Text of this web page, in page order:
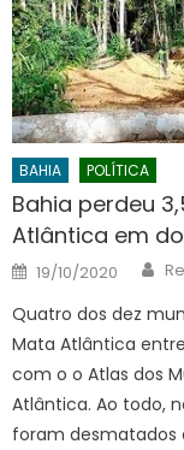
BAHIA POLÍTICA
Bahia perdeu
Atlântica em
Posted
on
19/10/2020
Quatro dos dez
Mata Atlântica
com o o Atlas dos
Atlântica. Ao todo,
foram desmatados